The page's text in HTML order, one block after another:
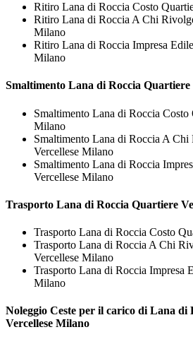
Ritiro Lana di Roccia Costo
Ritiro Lana di Roccia A Chi
Milano
Ritiro Lana di Roccia Impresa
Milano
Smaltimento Lana di Roccia Quartiere
Smaltimento Lana di Roccia Costo
Milano
Smaltimento Lana di Roccia A Chi
Vercellese Milano
Smaltimento Lana di Roccia
Vercellese Milano
Trasporto Lana di Roccia Quartiere
Trasporto Lana di Roccia Costo
Trasporto Lana di Roccia A Chi
Vercellese Milano
Trasporto Lana di Roccia Impresa
Milano
Noleggio Ceste per il carico di Lana di
Vercellese Milano